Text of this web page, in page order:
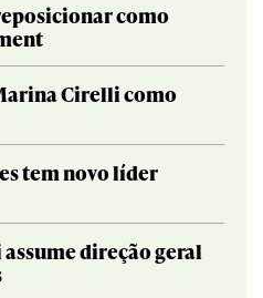
como
Cirelli como
tem novo líder
direção geral